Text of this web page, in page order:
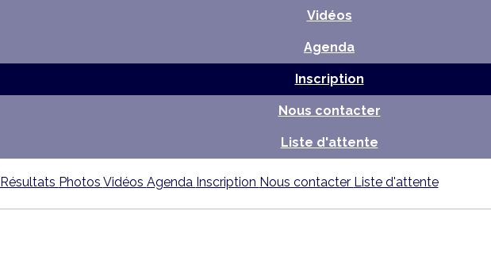
Vidéos
Agenda
Inscription
Nous contacter
Liste d'attente
Résultats Photos Vidéos Agenda Inscription Nous contacter Liste d'attente